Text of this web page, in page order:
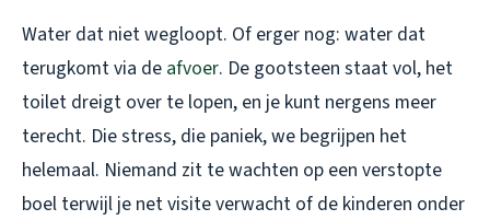
Water dat niet wegloopt. Of erger nog: water dat
terugkomt via de afvoer. De gootsteen staat vol, het
toilet dreigt over te lopen, en je kunt nergens meer
terecht. Die stress, die paniek, we begrijpen het
helemaal. Niemand zit te wachten op een verstopte
boel terwijl je net visite verwacht of de kinderen onder